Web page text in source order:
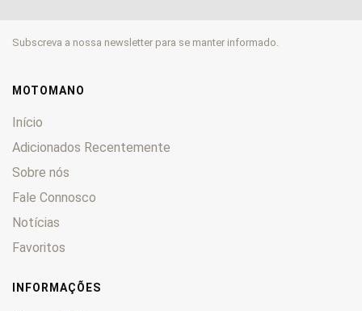
SRT550 0
SRT700
SRV125 0
SRV300
SRV500 0
SRV550
TRX 125
VPS125 0
Subscreva a nossa newsletter para se manter informado.
MOTOMANO
Início
Adicionados Recentemente
Sobre nós
Fale Connosco
Notícias
Favoritos
INFORMAÇÕES